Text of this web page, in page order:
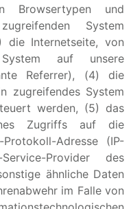
Browsertypen und
System
die Internetseite, von
auf unsere
Referrer), (4) die
zugreifendes System
werden, (5) das
Zugriffs auf die
Adresse (IP-
Provider des
ähnliche Daten
im Falle von